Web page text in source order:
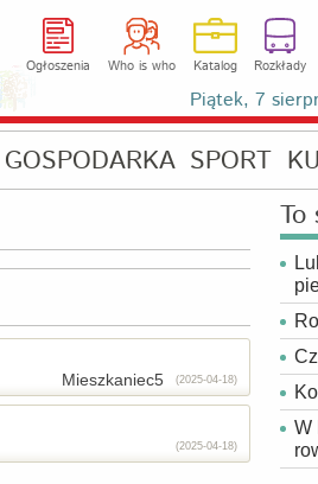
Ogłoszenia Who is who Katalog Rozkłady
Piątek, 7
GOSPODARKA SPORT
Mieszkaniec5 (2025-04-18)
(2025-04-18)
To
W